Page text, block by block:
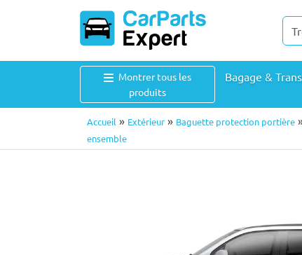
produits
Bagage &
Accueil » Extérieur » Baguette protection portière
ensemble